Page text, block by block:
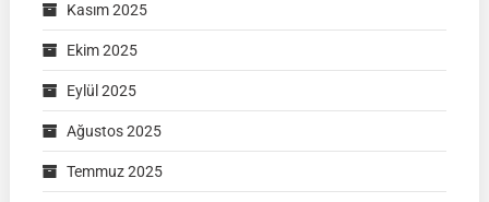
Kasım 2025
Ekim 2025
Eylül 2025
Ağustos 2025
Temmuz 2025